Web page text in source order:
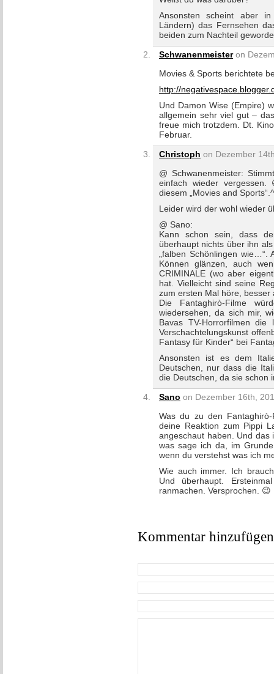
Ansonsten scheint aber
Ländern) das Fernsehen
beiden zum Nachteil
Schwanenmeisteron
Movies & Sports berichtete
http://
Und Damon Wise (Empire)
allgemein sehr viel gut –
freue mich trotzdem. Dt.
Februar.
Christoph on Dezember
@ Schwanenmeister:
einfach wieder
diesem „Movies and
Leider wird der wohl wieder
@ Sano:
Kann schon sein, dass
überhaupt nichts über ihn
„falben Schönlingen
Können glänzen, auch
CRIMINALE (wo aber
hat. Vielleicht sind seine
zum ersten Mal höre,
Die Fantaghirò-Filme
wiedersehen, da sich mir,
Bavas TV-Horrorfilmen die
Verschachtelungskunst
Fantasy für Kinder“ bei
Ansonsten ist es dem
Deutschen, nur dass die
die Deutschen, da sie
Sano on Dezember 16th,
Was du zu den
deine Reaktion zum Pippi
angeschaut haben. Und das
was sage ich da, im
wenn du verstehst was ich
Wie auch immer. Ich
Und überhaupt.
ranmachen. Versprochen. 😉
Kommentar hinzufügen